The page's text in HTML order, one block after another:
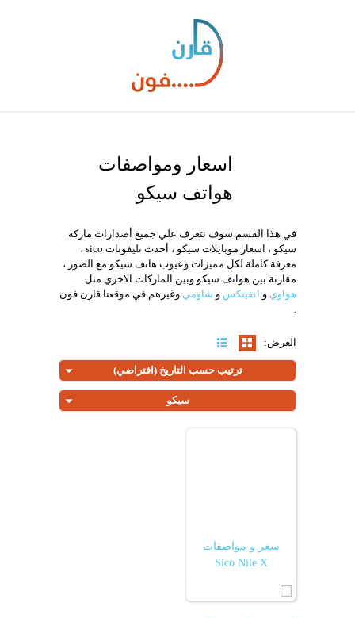
اسعار ومواصفات
هواتف سيكو
في هذا القسم سوف نتعرف علي جميع أصدارات ماركة
سيكو ، اسعار موبايلات سيكو ، أحدث تليفونات sico ،
معرفة كاملة لكل مميزات وعيوب هاتف سيكو مع الصور ،
مقارنة بين هواتف سيكو وبين الماركات الاخري مثل
هواوي و انفينكس و شاومي وغيرهم في موقعنا قارن فون
.
العرض:
ترتيب حسب التاريخ (افتراضي)
سيكو
سعر و مواصفات
Sico Nile X
الشاشة:
نظام التشغيل:
أندرويد نوجا v7.0
الكاميرا:
مزدوجة 13+5 ميجا بيكسل بفتحة عدسة f/2.0
الرامات:4 جيجا رام
عرض التفاصيل ←